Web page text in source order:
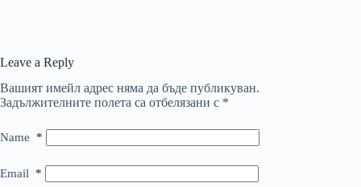
Leave a Reply
Вашият имейл адрес няма да бъде публикуван.
Задължителните полета са отбелязани с *
Name *
Email *